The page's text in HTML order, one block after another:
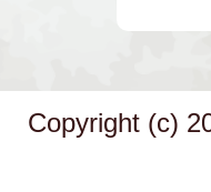
Copyright (c)